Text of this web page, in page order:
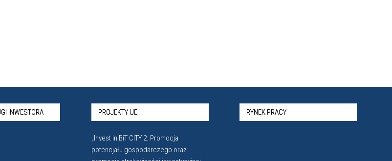
INWESTORA PROJEKTY UE
„Invest in BiT CITY 2. Promocja
potencjału gospodarczego oraz
RYNEK PRACY